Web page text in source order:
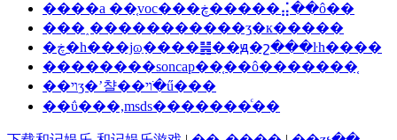
����a ��֤voc���ڿ�����⣬��ô��
���˰�����������ʒִ�к�����
�ڿ�һ���ϳɷַ����䷽��ԭ�շ���ŀһ����
��������soncap��֤��ô�������֤
��ױʒ�ʼ챨��ױ�ֺű���
��ΰ���,msds�������ͨ��